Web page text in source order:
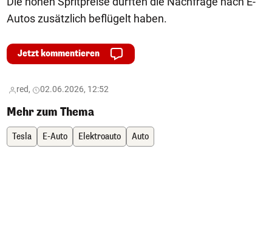
Autos zusätzlich beflügelt haben.
Jetzt kommentieren
red, 02.06.2026, 12:52
Mehr zum Thema
Tesla E-Auto Elektroauto Auto